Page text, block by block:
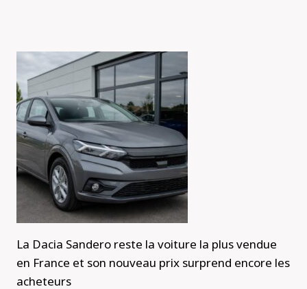
La Dacia Sandero reste la voiture la plus vendue
en France et son nouveau prix surprend encore les
acheteurs